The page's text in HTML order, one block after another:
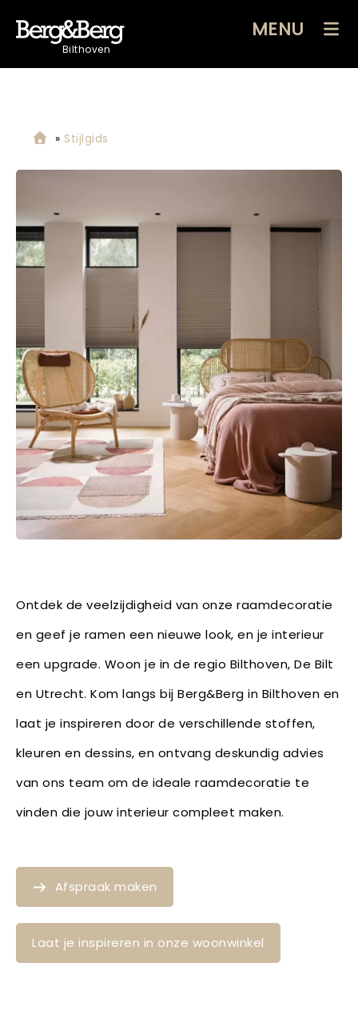
Bilthoven
MENU
» Stijlgids
Ontdek de veelzijdigheid van onze raamdecoratie
en geef je ramen een nieuwe look, en je interieur
een upgrade. Woon je in de regio Bilthoven, De Bilt
en Utrecht. Kom langs bij Berg&Berg in Bilthoven en
laat je inspireren door de verschillende stoffen,
kleuren en dessins, en ontvang deskundig advies
van ons team om de ideale raamdecoratie te
vinden die jouw interieur compleet maken.
Afspraak maken
Laat je inspireren in onze woonwinkel